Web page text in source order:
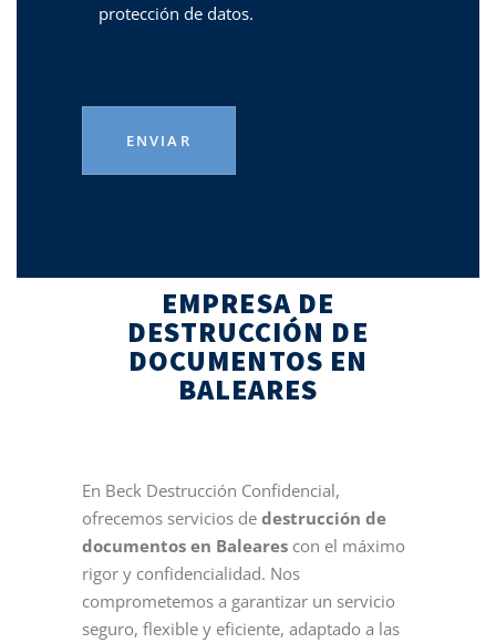
protección de datos.
EMPRESA DE
DESTRUCCIÓN DE
DOCUMENTOS EN
BALEARES
En Beck Destrucción Confidencial,
ofrecemos servicios de destrucción de
documentos en Baleares con el máximo
rigor y confidencialidad. Nos
comprometemos a garantizar un servicio
seguro, flexible y eficiente, adaptado a las